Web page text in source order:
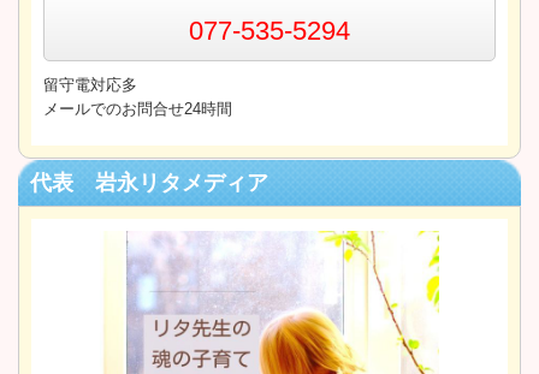
077-535-5294
留守電対応多
メールでのお問合せ24時間
代表 岩永リタメディア